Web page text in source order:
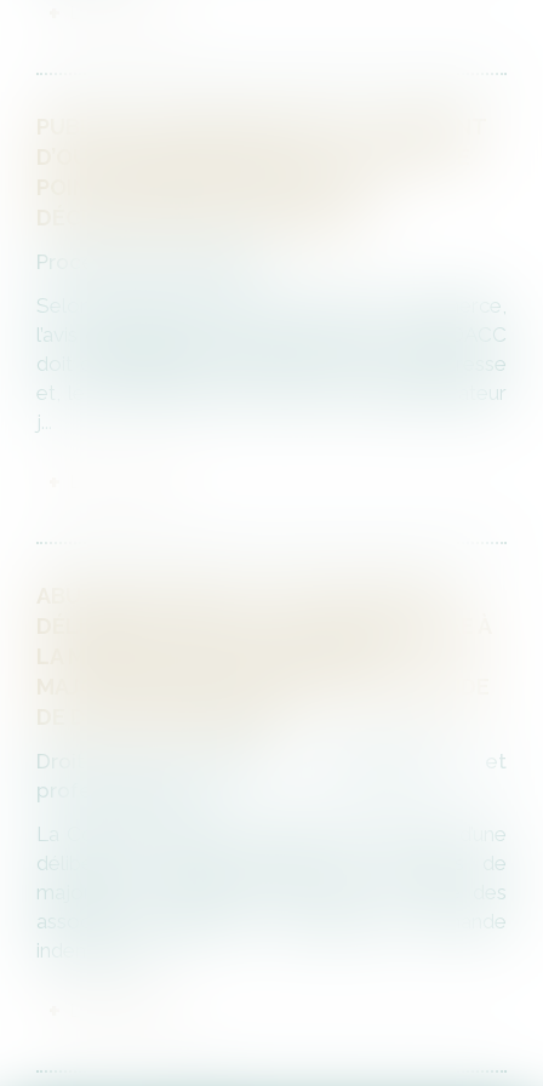
Procédures collectives
Selon l’article R.621-8 du Code de commerce,
l’avis du jugement d’ouverture inséré au BODACC
doit obligatoirement mentionner le nom, l’adresse
et, le cas échéant, les pouvoirs de l’administrateur
j...
Droit des sociétés commerciales et
professionnelles
La Cour de cassation a jugé que l’annulation d’une
délibération sociale fondée sur un abus de
majorité ne requiert pas la mise en cause des
associés majoritaires lorsqu’aucune demande
indemnitaire...